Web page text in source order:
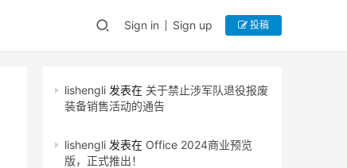
Sign in Sign up 投稿
lishengli 发表在 关于禁止涉军队退役报废
装备销售活动的通告
lishengli 发表在 Office 2024商业预览
版，正式推出！